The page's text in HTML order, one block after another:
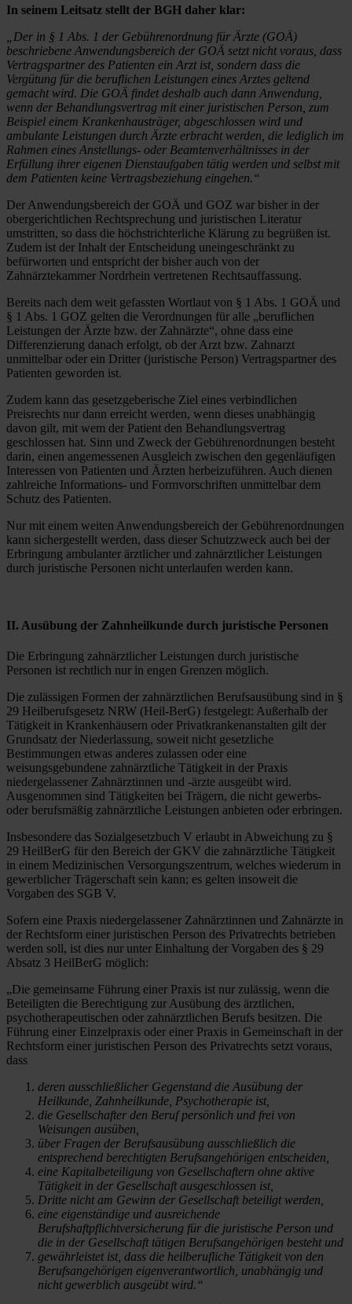
In seinem Leitsatz stellt der BGH daher klar:
„Der in § 1 Abs. 1 der Gebührenordnung für Ärzte (GOÄ)
beschriebene Anwendungsbereich der GOÄ setzt nicht voraus, dass
Vertragspartner des Patienten ein Arzt ist, sondern dass die
Vergütung für die beruflichen Leistungen eines Arztes geltend
gemacht wird. Die GOÄ findet deshalb auch dann Anwendung,
wenn der Behandlungsvertrag mit einer juristischen Person, zum
Beispiel einem Krankenhausträger, abgeschlossen wird und
ambulante Leistungen durch Ärzte erbracht werden, die lediglich im
Rahmen eines Anstellungs- oder Beamtenverhältnisses in der
Erfüllung ihrer eigenen Dienstaufgaben tätig werden und selbst mit
dem Patienten keine Vertragsbeziehung eingehen.“
Der Anwendungsbereich der GOÄ und GOZ war bisher in der
obergerichtlichen Rechtsprechung und juristischen Literatur
umstritten, so dass die höchstrichterliche Klärung zu begrüßen ist.
Zudem ist der Inhalt der Entscheidung uneingeschränkt zu
befürworten und entspricht der bisher auch von der
Zahnärztekammer Nordrhein vertretenen Rechtsauffassung.
Bereits nach dem weit gefassten Wortlaut von § 1 Abs. 1 GOÄ und
§ 1 Abs. 1 GOZ gelten die Verordnungen für alle „beruflichen
Leistungen der Ärzte bzw. der Zahnärzte“, ohne dass eine
Differenzierung danach erfolgt, ob der Arzt bzw. Zahnarzt
unmittelbar oder ein Dritter (juristische Person) Vertragspartner des
Patienten geworden ist.
Zudem kann das gesetzgeberische Ziel eines verbindlichen
Preisrechts nur dann erreicht werden, wenn dieses unabhängig
davon gilt, mit wem der Patient den Behandlungsvertrag
geschlossen hat. Sinn und Zweck der Gebührenordnungen besteht
darin, einen angemessenen Ausgleich zwischen den gegenläufigen
Interessen von Patienten und Ärzten herbeizuführen. Auch dienen
zahlreiche Informations- und Formvorschriften unmittelbar dem
Schutz des Patienten.
Nur mit einem weiten Anwendungsbereich der Gebührenordnungen
kann sichergestellt werden, dass dieser Schutzzweck auch bei der
Erbringung ambulanter ärztlicher und zahnärztlicher Leistungen
durch juristische Personen nicht unterlaufen werden kann.
II. Ausübung der Zahnheilkunde durch juristische Personen
Die Erbringung zahnärztlicher Leistungen durch juristische
Personen ist rechtlich nur in engen Grenzen möglich.
Die zulässigen Formen der zahnärztlichen Berufsausübung sind in §
29 Heilberufsgesetz NRW (Heil-BerG) festgelegt: Außerhalb der
Tätigkeit in Krankenhäusern oder Privatkrankenanstalten gilt der
Grundsatz der Niederlassung, soweit nicht gesetzliche
Bestimmungen etwas anderes zulassen oder eine
weisungsgebundene zahnärztliche Tätigkeit in der Praxis
niedergelassener Zahnärztinnen und -ärzte ausgeübt wird.
Ausgenommen sind Tätigkeiten bei Trägern, die nicht gewerbs-
oder berufsmäßig zahnärztliche Leistungen anbieten oder erbringen.
Insbesondere das Sozialgesetzbuch V erlaubt in Abweichung zu §
29 HeilBerG für den Bereich der GKV die zahnärztliche Tätigkeit
in einem Medizinischen Versorgungszentrum, welches wiederum in
gewerblicher Trägerschaft sein kann; es gelten insoweit die
Vorgaben des SGB V.
Sofern eine Praxis niedergelassener Zahnärztinnen und Zahnärzte in
der Rechtsform einer juristischen Person des Privatrechts betrieben
werden soll, ist dies nur unter Einhaltung der Vorgaben des § 29
Absatz 3 HeilBerG möglich:
„Die gemeinsame Führung einer Praxis ist nur zulässig, wenn die
Beteiligten die Berechtigung zur Ausübung des ärztlichen,
psychotherapeutischen oder zahnärztlichen Berufs besitzen. Die
Führung einer Einzelpraxis oder einer Praxis in Gemeinschaft in der
Rechtsform einer juristischen Person des Privatrechts setzt voraus,
dass
deren ausschließlicher Gegenstand die Ausübung der
Heilkunde, Zahnheilkunde, Psychotherapie ist,
die Gesellschafter den Beruf persönlich und frei von
Weisungen ausüben,
über Fragen der Berufsausübung ausschließlich die
entsprechend berechtigten Berufsangehörigen entscheiden,
eine Kapitalbeteiligung von Gesellschaftern ohne aktive
Tätigkeit in der Gesellschaft ausgeschlossen ist,
Dritte nicht am Gewinn der Gesellschaft beteiligt werden,
eine eigenständige und ausreichende
Berufshaftpflichtversicherung für die juristische Person und
die in der Gesellschaft tätigen Berufsangehörigen besteht und
gewährleistet ist, dass die heilberufliche Tätigkeit von den
Berufsangehörigen eigenverantwortlich, unabhängig und
nicht gewerblich ausgeübt wird.“